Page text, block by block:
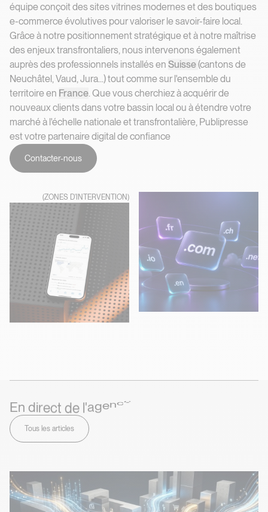
équipe conçoit des sites vitrines modernes et des boutiques
e-commerce évolutives pour valoriser le savoir-faire local.
Grâce à notre positionnement stratégique et à notre maîtrise
des enjeux transfrontaliers, nous intervenons également
auprès des professionnels installés en Suisse(cantons de
Neuchâtel, Vaud, Jura...) tout comme sur l'ensemble du
territoire en France . Que vous cherchiez à acquérir de
nouveaux clients dans votre bassin local ou à étendre votre
marché à l'échelle nationale et transfrontalière, Publipresse
est votre partenaire digital de confiance
Contacter-nous
(ZONES D'INTERVENTION)
En direct de l'agenc e
En direct de l'agence web
Tous les articles